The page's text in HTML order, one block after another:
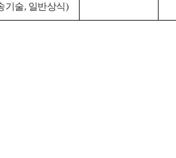
기술, 일반상식)